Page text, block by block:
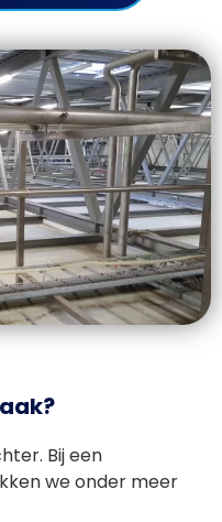
Bij een
we onder meer